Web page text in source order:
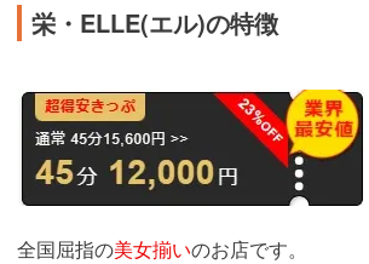
栄・ELLE(エル)の特徴
全国屈指の美女揃いのお店です。